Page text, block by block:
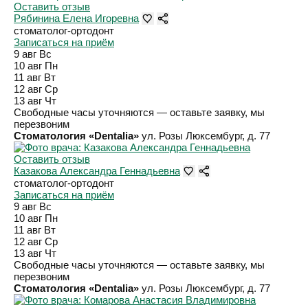
Оставить отзыв
Рябинина Елена Игоревна
стоматолог-ортодонт
Записаться на приём
9 авг Вс
10 авг Пн
11 авг Вт
12 авг Ср
13 авг Чт
Свободные часы уточняются — оставьте заявку, мы
перезвоним
Стоматология «Dentalia» ул. Розы Люксембург, д. 77
Оставить отзыв
Казакова Александра Геннадьевна
стоматолог-ортодонт
Записаться на приём
9 авг Вс
10 авг Пн
11 авг Вт
12 авг Ср
13 авг Чт
Свободные часы уточняются — оставьте заявку, мы
перезвоним
Стоматология «Dentalia» ул. Розы Люксембург, д. 77